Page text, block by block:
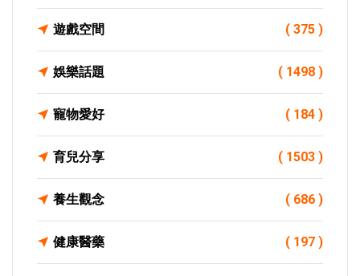
遊戲空間 ( 375 )
娛樂話題 ( 1498 )
寵物愛好 ( 184 )
育兒分享 ( 1503 )
養生觀念 ( 686 )
健康醫藥 ( 197 )